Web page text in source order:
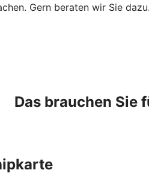
Gern beraten wir Sie dazu.
Das brauchen Sie